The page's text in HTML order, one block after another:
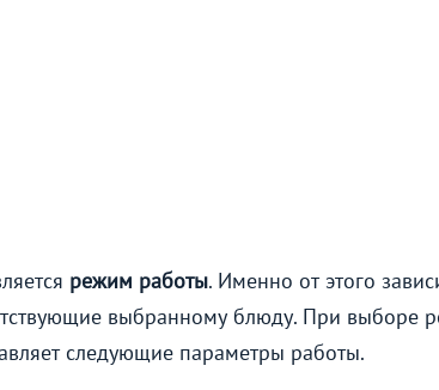
режим работы. Именно от этого
выбранному блюду. При выборе
следующие параметры работы.